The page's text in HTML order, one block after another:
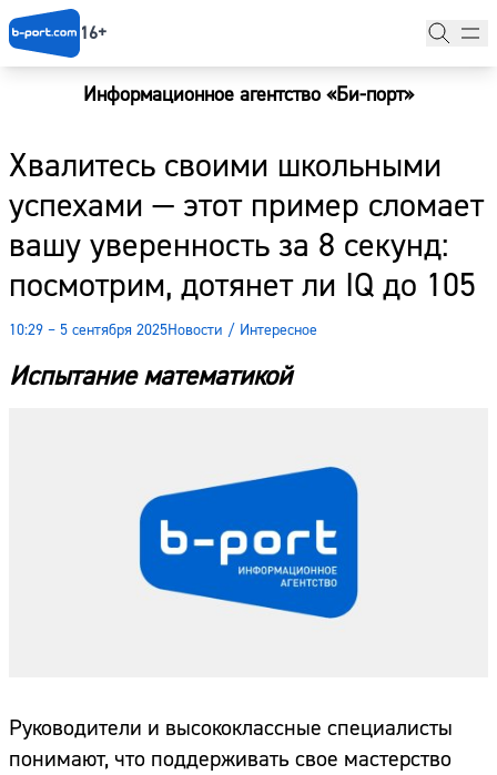
16+
Информационное агентство «Би-порт»
Хвалитесь своими школьными
успехами — этот пример сломает
вашу уверенность за 8 секунд:
посмотрим, дотянет ли IQ до 105
10:29 – 5 сентября 2025Новости / Интересное
Испытание математикой
Руководители и высококлассные специалисты
понимают, что поддерживать свое мастерство
Новости
Наши гости
Фоторепортажи
Погода
Курсы валют